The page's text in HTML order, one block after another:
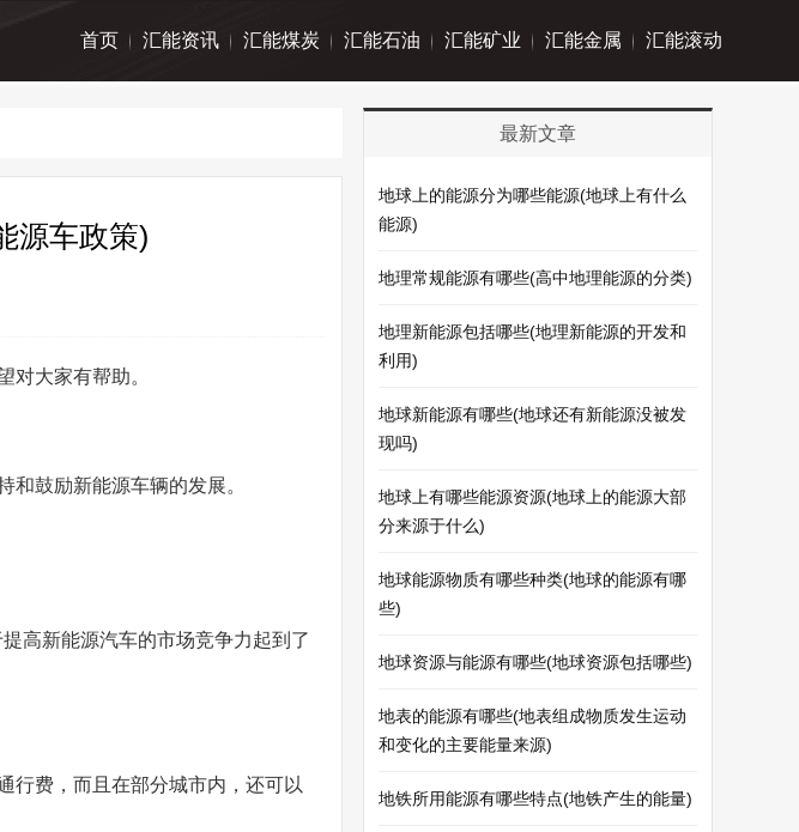
首页 汇能资讯 汇能煤炭 汇能石油 汇能矿业 汇能金属 汇能滚动
源车政策)
对大家有帮助。
鼓励新能源车辆的发展。
高新能源汽车的市场竞争力起到了
行费，而且在部分城市内，还可以
最新文章
地球上的能源分为哪些能源(地球上有什么
能源)
地理常规能源有哪些(高中地理能源的分类)
地理新能源包括哪些(地理新能源的开发和
利用)
地球新能源有哪些(地球还有新能源没被发
现吗)
地球上有哪些能源资源(地球上的能源大部
分来源于什么)
地球能源物质有哪些种类(地球的能源有哪
些)
地球资源与能源有哪些(地球资源包括哪些)
地表的能源有哪些(地表组成物质发生运动
和变化的主要能量来源)
地铁所用能源有哪些特点(地铁产生的能量)